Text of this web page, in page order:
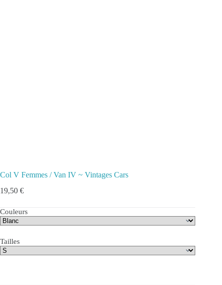
Col V Femmes / Van IV ~ Vintages Cars
19,50 €
Couleurs
Tailles